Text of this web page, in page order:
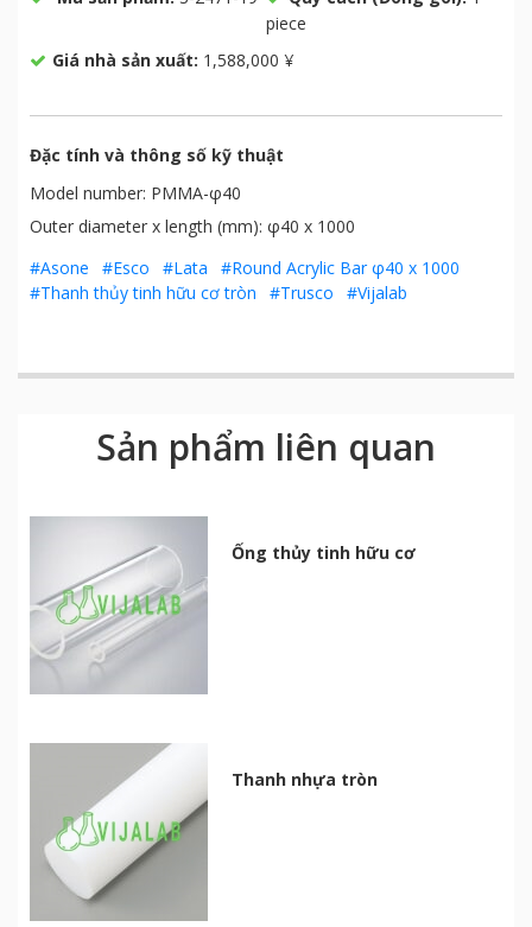
piece
Giá nhà sản xuất: 1,588,000 ¥
Đặc tính và thông số kỹ thuật
Model number: PMMA-φ40
Outer diameter x length (mm): φ40 x 1000
#Asone
#Esco #Lata
#Round Acrylic Bar φ40 x 1000
#Thanh thủy tinh hữu cơ tròn
#Trusco #Vijalab
Sản phẩm liên quan
Ống thủy tinh hữu cơ
Thanh nhựa tròn